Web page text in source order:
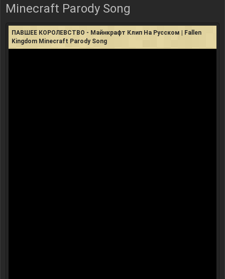
Minecraft Parody Song
ПАВШЕЕ КОРОЛЕВСТВО - Майнкрафт Клип На Русском | Fallen
Kingdom Minecraft Parody Song